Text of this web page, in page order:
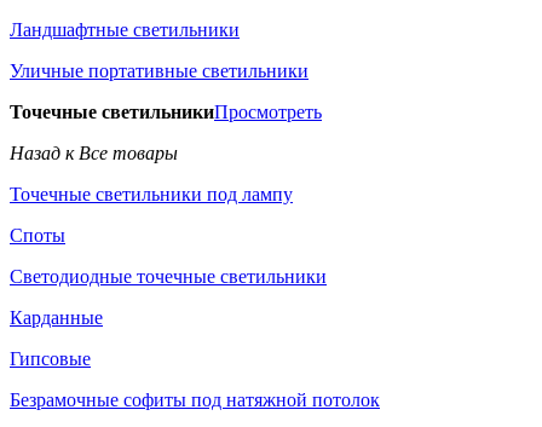
Ландшафтные светильники
Уличные портативные светильники
Точечные светильникиПросмотреть
Назад к Все товары
Точечные светильники под лампу
Споты
Светодиодные точечные светильники
Карданные
Гипсовые
Безрамочные софиты под натяжной потолок